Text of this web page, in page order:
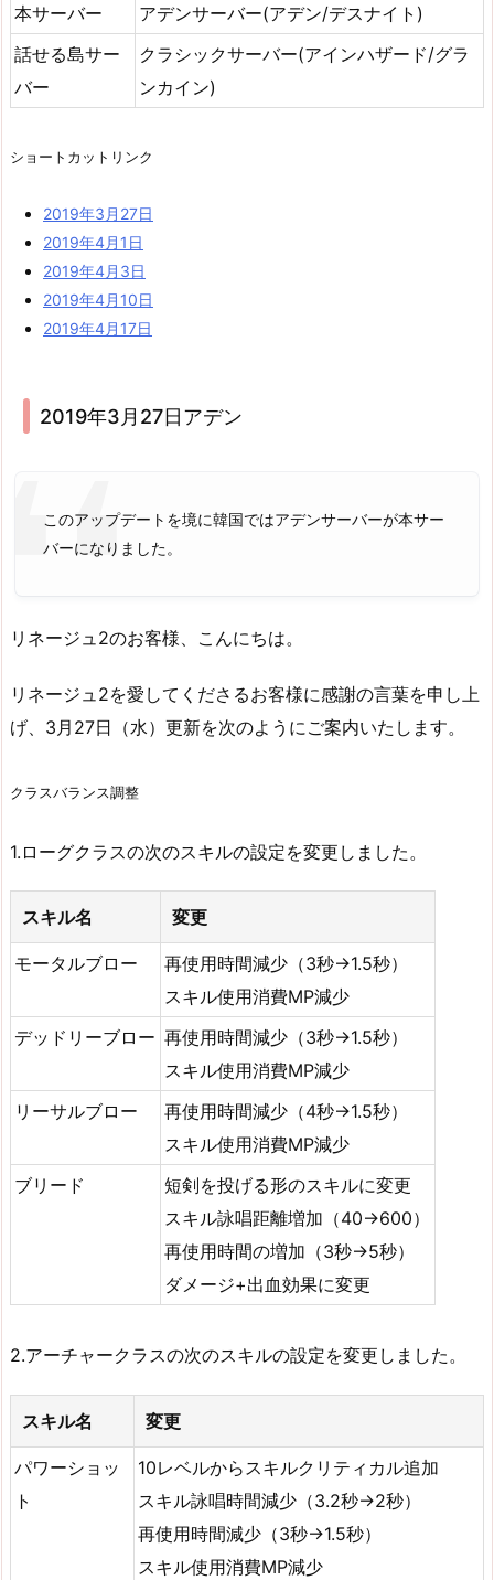
本サーバー
アデンサーバー(アデン/デスナイト)
話せる島サー
バー
クラシックサーバー(アインハザード/グラ
ンカイン)
ショートカットリンク
2019年3月27日
2019年4月1日
2019年4月3日
2019年4月10日
2019年4月17日
2019年3月27日アデン
このアップデートを境に韓国ではアデンサーバーが本サー
バーになりました。
リネージュ2のお客様、こんにちは。
リネージュ2を愛してくださるお客様に感謝の言葉を申し上
げ、3月27日（水）更新を次のようにご案内いたします。
クラスバランス調整
1.ローグクラスの次のスキルの設定を変更しました。
スキル名 変更
モータルブロー
再使用時間減少（3秒→1.5秒）
スキル使用消費MP減少
デッドリーブロー 再使用時間減少（3秒→1.5秒）
スキル使用消費MP減少
リーサルブロー
再使用時間減少（4秒→1.5秒）
スキル使用消費MP減少
ブリード
短剣を投げる形のスキルに変更
スキル詠唱距離増加（40→600）
再使用時間の増加（3秒→5秒）
ダメージ+出血効果に変更
2.アーチャークラスの次のスキルの設定を変更しました。
スキル名 変更
パワーショッ
ト
10レベルからスキルクリティカル追加
スキル詠唱時間減少（3.2秒→2秒）
再使用時間減少（3秒→1.5秒）
スキル使用消費MP減少